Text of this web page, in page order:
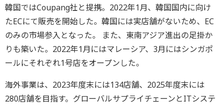
韓国ではCoupang社と提携。2022年1月、韓国国内に向け
たECにて販売を開始した。韓国には実店舗がないため、EC
のみの市場参入となった。 また、東南アジア進出の足掛か
りも築いた。2022年1月にはマレーシア、3月にはシンガポ
ールにそれぞれ1号店をオープンした。
海外事業は、2023年度末には134店舗、2025年度末には
280店舗を目指す。グローバルサプライチェーンとITシステ